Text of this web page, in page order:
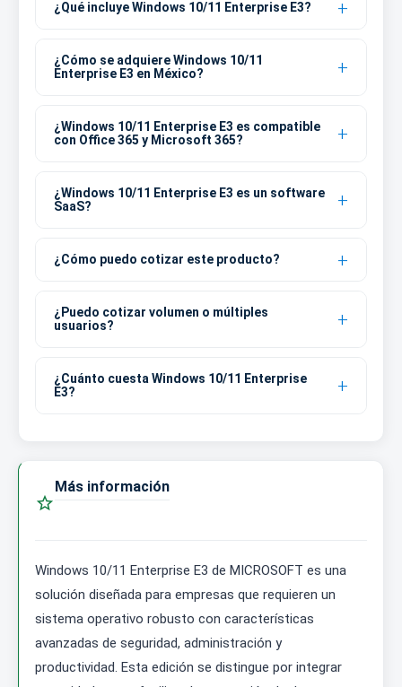
¿Qué incluye Windows 10/11 Enterprise E3?
¿Cómo se adquiere Windows 10/11
Enterprise E3 en México?
¿Windows 10/11 Enterprise E3 es compatible
con Office 365 y Microsoft 365?
¿Windows 10/11 Enterprise E3 es un software
SaaS?
¿Cómo puedo cotizar este producto?
¿Puedo cotizar volumen o múltiples
usuarios?
¿Cuánto cuesta Windows 10/11 Enterprise
E3?

Más información
Windows 10/11 Enterprise E3 de MICROSOFT es una
solución diseñada para empresas que requieren un
sistema operativo robusto con características
avanzadas de seguridad, administración y
productividad. Esta edición se distingue por integrar